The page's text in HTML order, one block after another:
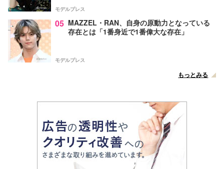
モデルプレス
05 MAZZEL・RAN、自身の原動力となっている
存在とは「1番身近で1番偉大な存在」
モデルプレス
もっとみる